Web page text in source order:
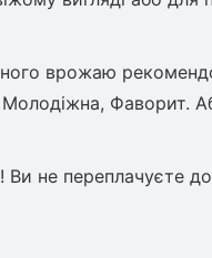
врожаю
Фаворит.
не переплачуєте